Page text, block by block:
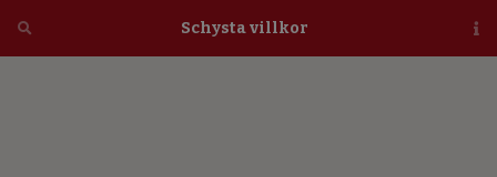
Schysta villkor